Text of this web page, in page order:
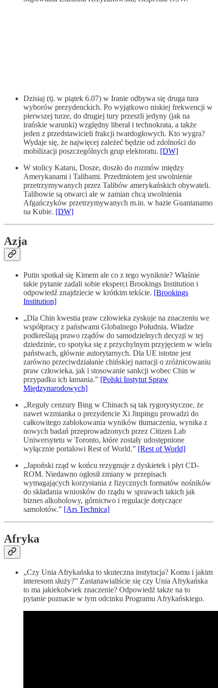
Dzisiaj (tj. w piątek 6.07) w Iranie odbywa się druga tura
wyborów prezydenckich. Po wyjątkowo niskiej frekwencji w
pierwszej turze, do drugiej tury przeszli jedyny (jak na
irańskie warunki) względny liberał i technokrata, a także
jeden z przedstawicieli frakcji twardogłowych. Kto wygra?
Wydaje się, że najwięcej zależeć będzie od zdolności do
mobilizacji poszczególnych grup elektoratu. [DW]
W stolicy Kataru, Dosze, doszło do rozmów między
Amerykanami i Talibami. Przedmiotem jest uwolnienie
przetrzymywanych przez Talibów amerykańskich obywateli.
Talibowie są otwarci ale w zamian chcą uwolnienia
Afgańczyków przetrzymywanych m.in. w bazie Guantanamo
na Kubie. [DW]
Azja
Putin spotkał się Kimem ale co z tego wyniknie? Właśnie
takie pytanie zadali sobie eksperci Brookings Institution i
odpowiedź znajdziecie w krótkim tekście. [Brookings
Institution]
„Dla Chin kwestia praw człowieka zyskuje na znaczeniu we
współpracy z państwami Globalnego Południa. Władze
podkreślają prawo rządów do samodzielnych decyzji w tej
dziedzinie, co spotyka się z przychylnym przyjęciem w wielu
państwach, głównie autorytarnych. Dla UE istotne jest
zarówno przeciwdziałanie chińskiej narracji o zróżnicowaniu
praw człowieka, jak i stosowanie sankcji wobec Chin w
przypadku ich łamania.” [Polski Instytut Spraw
Międzynarodowych]
„Reguły cenzury Bing w Chinach są tak rygorystyczne, że
nawet wzmianka o prezydencie Xi Jinpingu prowadzi do
całkowitego zablokowania wyników tłumaczenia, wynika z
nowych badań przeprowadzonych przez Citizen Lab
Uniwersytetu w Toronto, które zostały udostępnione
wyłącznie portalowi Rest of World.” [Rest of World]
„Japoński rząd w końcu rezygnuje z dyskietek i płyt CD-
ROM. Niedawno ogłosił zmiany w przepisach
wymagających korzystania z fizycznych formatów nośników
do składania wniosków do rządu w sprawach takich jak
biznes alkoholowy, górnictwo i regulacje dotyczące
samolotów.” [Ars Technica]
Afryka
„Czy Unia Afrykańska to skuteczna instytucja? Komu i jakim
interesom służy?” Zastanawialiście się czy Unia Afrykańska
to ma jakiekolwiek znaczenie? Odpowiedź także na to
pytanie poznacie w tym odcinku Programu Afrykańskiego.